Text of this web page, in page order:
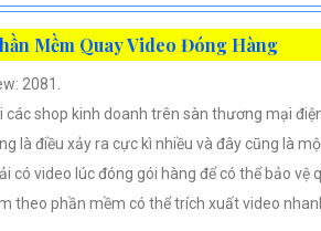
Mềm Quay Video Đóng Hàng
2081.
các shop kinh doanh trên sàn thương mại
là điều xảy ra cực kì nhiều và đây cũng là
có video lúc đóng gói hàng để có thể bảo vệ
theo phần mềm có thể trích xuất video